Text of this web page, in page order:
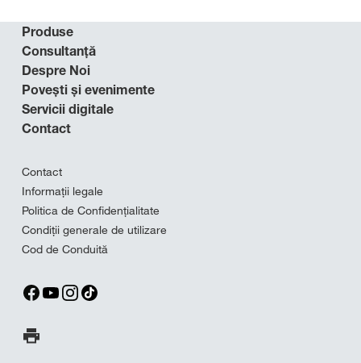
Produse
Consultanță
Despre Noi
Povești și evenimente
Servicii digitale
Contact
Contact
Informații legale
Politica de Confidențialitate
Condiții generale de utilizare
Cod de Conduită
Imprima pagina